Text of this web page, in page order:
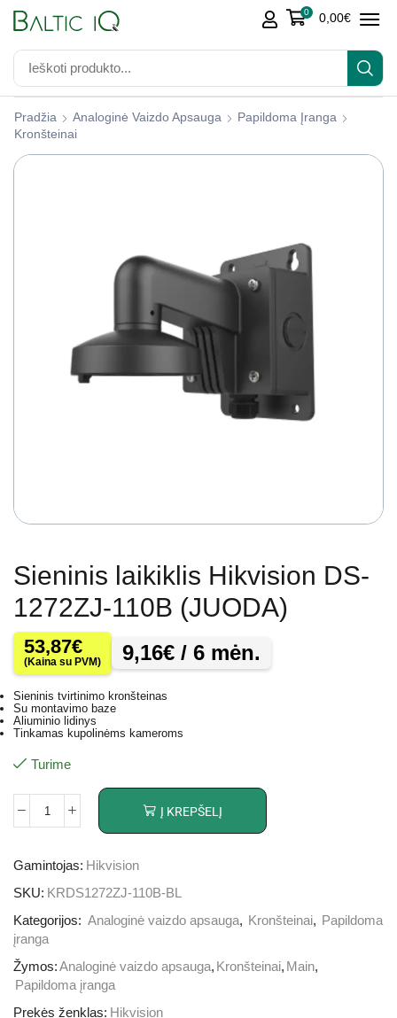
0 0,00€
Pradžia Analoginė Vaizdo Apsauga
Papildoma Įranga
Kronšteinai
Sieninis laikiklis Hikvision DS-
1272ZJ-110B (JUODA)
53,87€
(Kaina su PVM) 9,16€ / 6 mėn.
Sieninis tvirtinimo kronšteinas
Su montavimo baze
Aliuminio lidinys
Tinkamas kupolinėms kameroms
Turime
Į KREPŠELĮ
Gamintojas: Hikvision
SKU: KRDS1272ZJ-110B-BL
Kategorijos: Analoginė vaizdo apsauga, Kronšteinai, Papildoma
įranga
Žymos:Analoginė vaizdo apsauga, Kronšteinai, Main,
Papildoma įranga
Prekės ženklas: Hikvision